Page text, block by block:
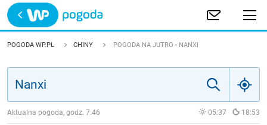
Trwa ładowanie
POLSKA
POGODA WP.PL CHINY POGODA NA JUTRO - NANXI
Aktualna pogoda, godz. 7:46 05:37 18:53